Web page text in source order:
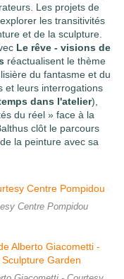
Les projets de
les transitivités
et de la sculpture.
Le rêve - visions de
réactualisent le thème
du fantasme et du
et leurs interrogations
dans l'atelier),
du réel » face à la
clôt le parcours
la peinture avec sa
Centre Pompidou